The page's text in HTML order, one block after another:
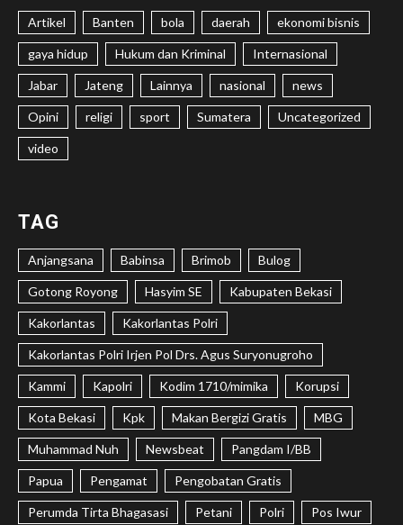
Artikel Banten bola daerah ekonomi bisnis
gaya hidup Hukum dan Kriminal Internasional
Jabar Jateng Lainnya nasional news
Opini religi sport Sumatera Uncategorized
video
TAG
Anjangsana Babinsa Brimob Bulog
Gotong Royong Hasyim SE Kabupaten Bekasi
Kakorlantas Kakorlantas Polri
Kakorlantas Polri Irjen Pol Drs. Agus Suryonugroho
Kammi Kapolri Kodim 1710/mimika Korupsi
Kota Bekasi Kpk Makan Bergizi Gratis MBG
Muhammad Nuh Newsbeat Pangdam I/BB
Papua Pengamat Pengobatan Gratis
Perumda Tirta Bhagasasi Petani Polri Pos Iwur